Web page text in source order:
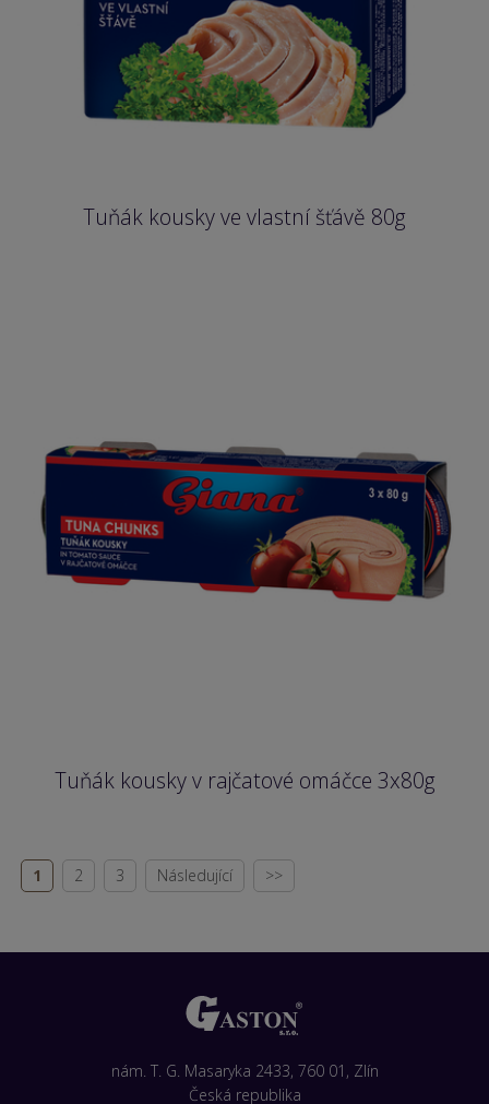
Tuňák kousky ve vlastní šťávě 80g
Tuňák kousky v rajčatové omáčce 3x80g
1 2 3 Následující >>
nám. T. G. Masaryka 2433, 760 01, Zlín
Česká republika